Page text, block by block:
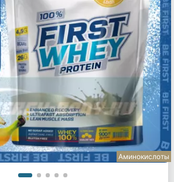
Аминокислоты